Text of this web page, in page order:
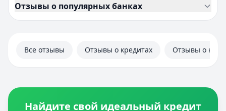
Отзывы о популярных банках
Все отзывы Отзывы о кредитах Отзывы о
Найдите свой идеальный кредит